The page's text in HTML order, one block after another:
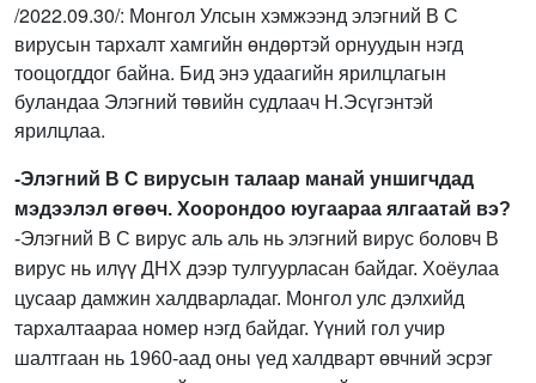
/2022.09.30/: Монгол Улсын хэмжээнд элэгний В С
вирусын тархалт хамгийн өндөртэй орнуудын нэгд
тооцогддог байна. Бид энэ удаагийн ярилцлагын
буландаа Элэгний төвийн судлаач Н.Эсүгэнтэй
ярилцлаа.
-Элэгний B C вирусын талаар манай уншигчдад
мэдээлэл өгөөч. Хоорондоо юугаараа ялгаатай вэ?
-Элэгний B C вирус аль аль нь элэгний вирус боловч В
вирус нь илүү ДНХ дээр тулгуурласан байдаг. Хоёулаа
цусаар дамжин халдварладаг. Монгол улс дэлхийд
тархалтаараа номер нэгд байдаг. Үүний гол учир
шалтгаан нь 1960-аад оны үед халдварт өвчний эсрэг